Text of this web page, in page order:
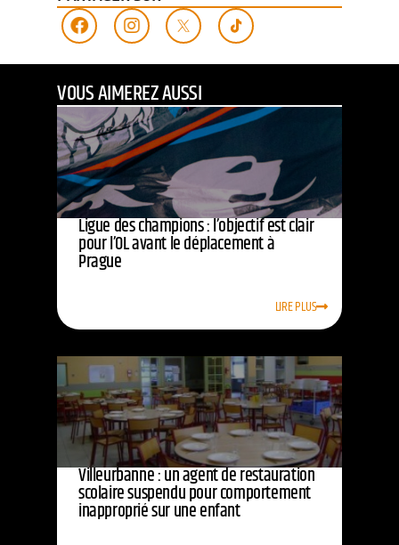
VOUS AIMEREZ AUSSI
Ligue des champions : l’objectif est clair
pour l’OL avant le déplacement à
Prague
LIRE PLUS
Villeurbanne : un agent de restauration
scolaire suspendu pour comportement
inapproprié sur une enfant